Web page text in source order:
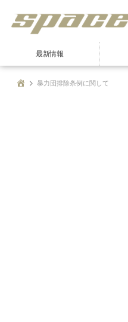
最新情報
暴力団排除条例に関して